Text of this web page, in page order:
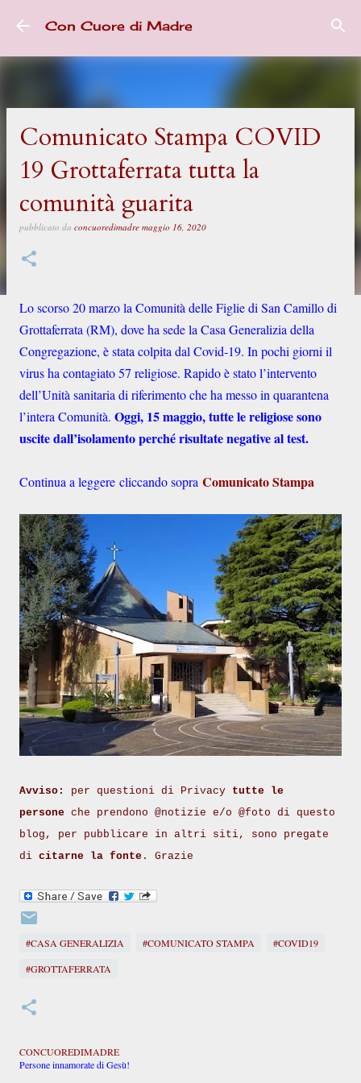
Passa ai contenuti principali
Con Cuore di Madre
Comunicato Stampa COVID
19 Grottaferrata tutta la
comunità guarita
pubblicato da concuoredimadre maggio 16, 2020
Lo scorso 20 marzo la Comunità delle Figlie di San Camillo di
Grottaferrata (RM), dove ha sede la Casa Generalizia della
Congregazione, è stata colpita dal Covid-19. In pochi giorni il
virus ha contagiato 57 religiose. Rapido è stato l’intervento
dell’Unità sanitaria di riferimento che ha messo in quarantena
l’intera Comunità. Oggi, 15 maggio, tutte le religiose sono
uscite dall’isolamento perché risultate negative al test.
Continua a leggere cliccando sopra Comunicato Stampa
Avviso: per questioni di Privacy tutte le
persone che prendono @notizie e/o @foto di questo
blog, per pubblicare in altri siti, sono pregate
di citarne la fonte . Grazie
#CASA GENERALIZIA #COMUNICATO STAMPA
#COVID19
#GROTTAFERRATA
CONCUOREDIMADRE
Persone innamorate di Gesù!